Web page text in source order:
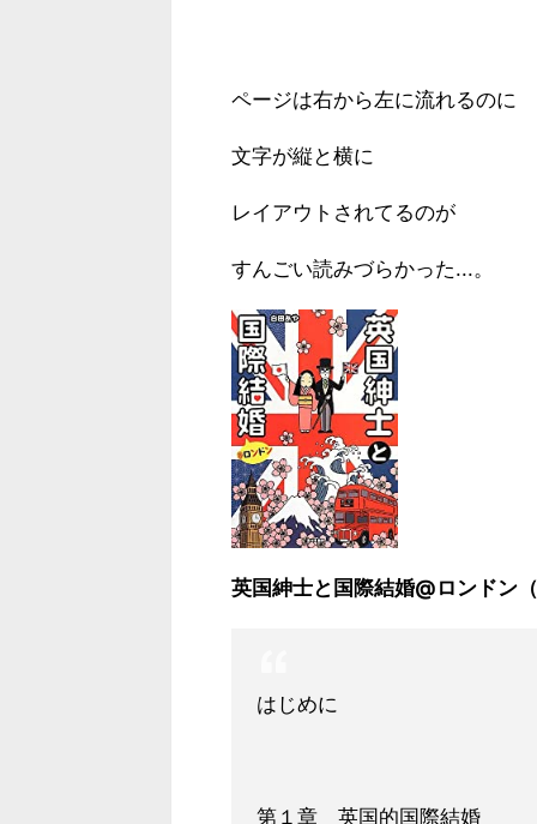
ページは右から左に流れるのに
文字が縦と横に
レイアウトされてるのが
すんごい読みづらかった...。
英国紳士と国際結婚@ロンドン
はじめに
第１章 英国的国際結婚